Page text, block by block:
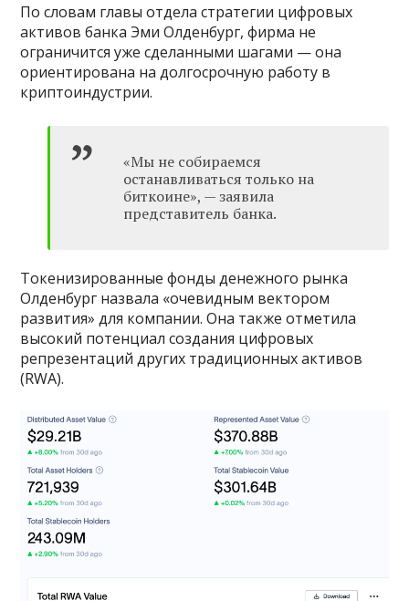
По словам главы отдела стратегии цифровых
активов банка Эми Олденбург, фирма не
ограничится уже сделанными шагами — она
ориентирована на долгосрочную работу в
криптоиндустрии.
«Мы не собираемся
останавливаться только на
биткоине», — заявила
представитель банка.
Токенизированные фонды денежного рынка
Олденбург назвала «очевидным вектором
развития» для компании. Она также отметила
высокий потенциал создания цифровых
репрезентаций других традиционных активов
(RWA).